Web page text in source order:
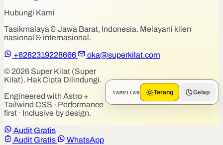
Hubungi Kami
Tasikmalaya & Jawa Barat, Indonesia. Melayani klien
nasional & internasional.
+6282319228666
oka@superkilat.com
© 2026 Super Kilat (Super
Kilat). Hak Cipta Dilindungi.
Engineered with Astro +
Tailwind CSS · Performance
first · Inclusive by design.
TAMPILAN Terang Gelap
Audit Gratis
Audit Gratis
WhatsApp